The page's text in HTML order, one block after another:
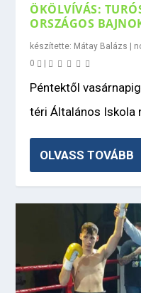
ÖKÖLVÍVÁS:
ORSZÁGOS
készítette: Mátay Balázs |
0
|
Péntektől
téri Általános Iskola
OLVASS TOVÁBB